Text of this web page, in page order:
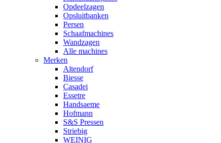
Opdeelzagen
Opsluitbanken
Persen
Schaafmachines
Wandzagen
Alle machines
Merken
Altendorf
Biesse
Casadei
Essetre
Handsaeme
Hofmann
S&S Pressen
Striebig
WEINIG